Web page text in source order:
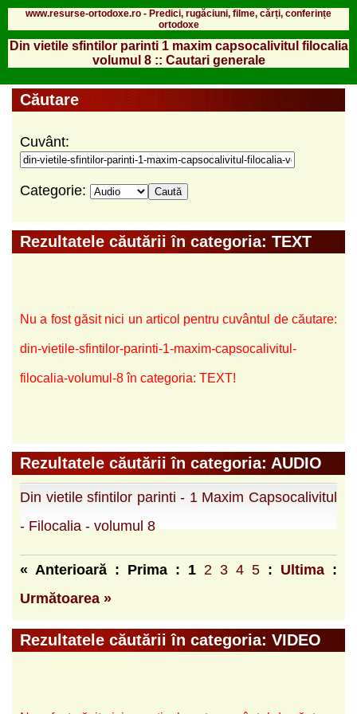
www.resurse-ortodoxe.ro - Predici, rugăciuni, filme, cărți, conferințe
ortodoxe
Din vietile sfintilor parinti 1 maxim capsocalivitul filocalia
volumul 8 :: Cautari generale
Căutare
Cuvânt:
Categorie:
Rezultatele căutării în categoria: TEXT
Nu a fost găsit nici un articol pentru cuvântul de căutare:
din-vietile-sfintilor-parinti-1-maxim-capsocalivitul-
filocalia-volumul-8 în categoria: TEXT!
Rezultatele căutării în categoria: AUDIO
Din vietile sfintilor parinti - 1 Maxim Capsocalivitul
- Filocalia - volumul 8
« Anterioară : Prima : 1 2 3 4 5 : Ultima :
Următoarea »
Rezultatele căutării în categoria: VIDEO